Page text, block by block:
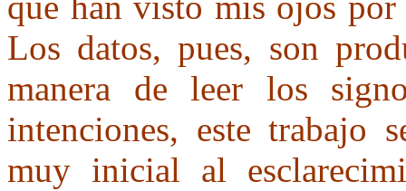
Los datos, pues, son
manera de leer los
intenciones, este trabajo
muy inicial al